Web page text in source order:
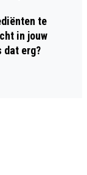
te
in jouw
dat erg?